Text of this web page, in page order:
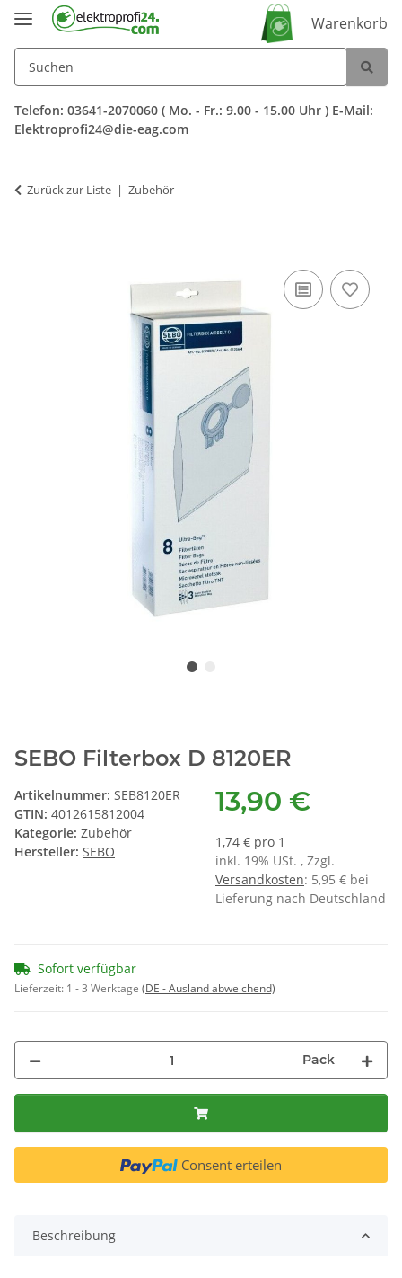
Warenkorb
Telefon: 03641-2070060 ( Mo. - Fr.: 9.00 - 15.00 Uhr ) E-Mail:
Elektroprofi24@die-eag.com
Zurück zur Liste Zubehör
SEBO Filterbox D 8120ER
Artikelnummer: SEB8120ER
GTIN: 4012615812004
Kategorie: Zubehör
Hersteller: SEBO
13,90 €
1,74 € pro 1
inkl. 19% USt. , Zzgl.
Versandkosten: 5,95 € bei
Lieferung nach Deutschland
Sofort verfügbar
Lieferzeit: 1 - 3 Werktage (DE - Ausland abweichend)
Pack
Consent erteilen
Beschreibung